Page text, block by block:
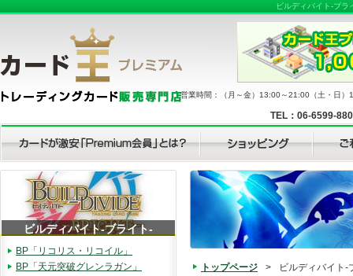
ビルディバイト-ブ
営業時間：（月～金）13:00～21:00（土・日
TEL：06-6599-
トップページ > ビルディバイト-
ビルディバイト-ブライト-
BP「リコリス・リコイル」
BP「天元突破グレンラガン」